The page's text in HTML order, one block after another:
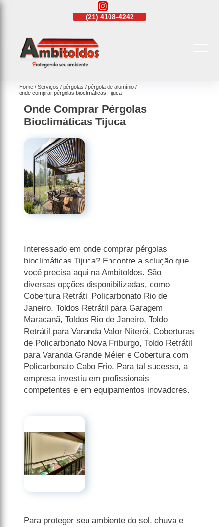
(21) 4108-4242
Home Serviços pérgolas
pérgola de alumínio
onde comprar pérgolas bioclimáticas Tijuca
Onde Comprar Pérgolas
Bioclimáticas Tijuca
Interessado em onde comprar pérgolas
bioclimáticas Tijuca? Encontre a solução que
você precisa aqui na Ambitoldos. São
diversas opções disponibilizadas, como
Cobertura Retrátil Policarbonato Rio de
Janeiro, Toldos Retrátil para Garagem
Maracanã, Toldos Rio de Janeiro, Toldo
Retrátil para Varanda Valor Niterói, Coberturas
de Policarbonato Nova Friburgo, Toldo Retrátil
para Varanda Grande Méier e Cobertura com
Policarbonato Cabo Frio. Para tal sucesso, a
empresa investiu em profissionais
competentes e em equipamentos inovadores.
Para proteger seu ambiente do sol, chuva e